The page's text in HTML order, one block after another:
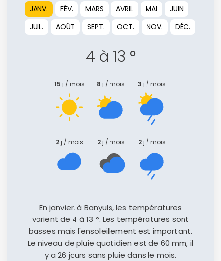
JANV. FÉV. MARS AVRIL MAI
JUIN
JUIL.
AOÛT SEPT. OCT. NOV. DÉC.
4 à 13 °
15 j / mois 8 j / mois 3 j / mois
2j / mois 2j / mois 2j / mois
En janvier, à Banyuls, les températures
varient de 4 à 13 °. Les températures sont
basses mais l'ensoleillement est important.
Le niveau de pluie quotidien est de 60 mm, il
y a 26 jours sans pluie dans le mois.
Politique de